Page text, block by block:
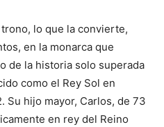
lo que la convierte,
en la monarca que
de la historia solo superada
como el Rey Sol en
Su hijo mayor, Carlos, de 73
en rey del Reino